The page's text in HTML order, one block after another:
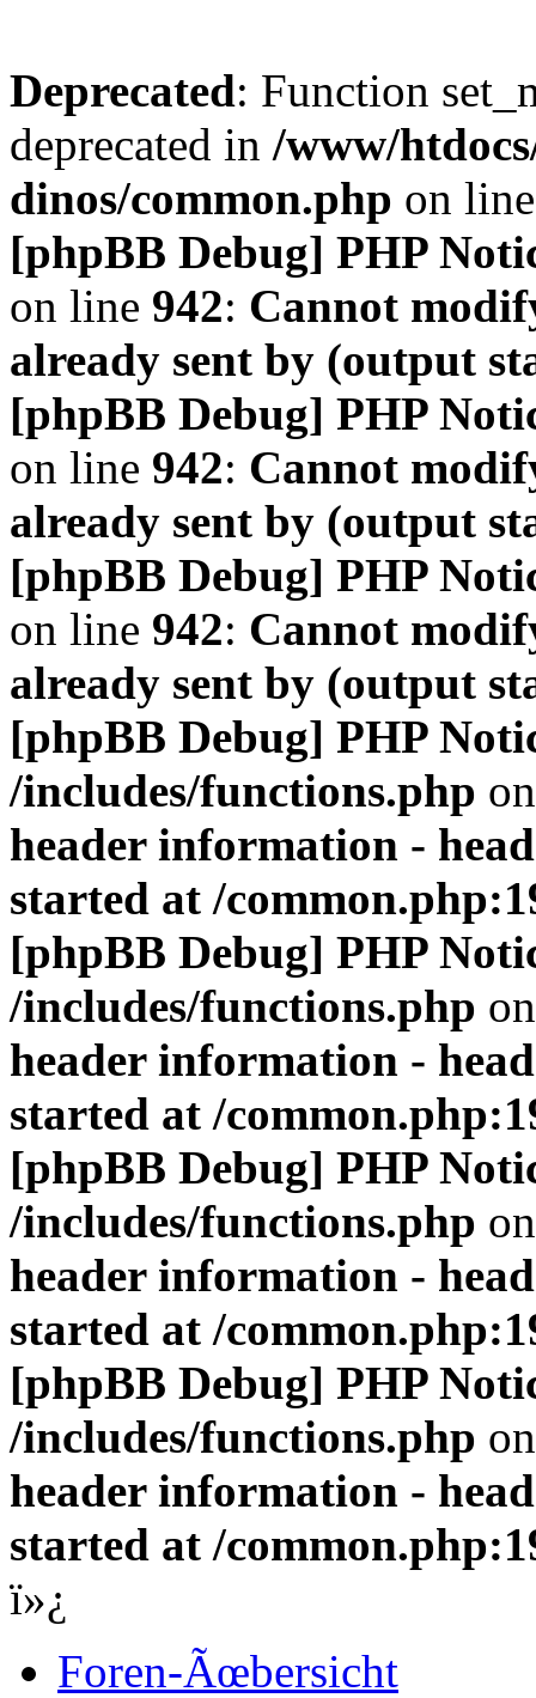
Deprecated: Function
deprecated in /www/
dinos/common.php on
[phpBB Debug] PHP
on line 942: Cannot
already sent by (output
[phpBB Debug] PHP
on line 942: Cannot
already sent by (output
[phpBB Debug] PHP
on line 942: Cannot
already sent by (output
[phpBB Debug] PHP
/includes/functions.php
header information -
started at /
[phpBB Debug] PHP
/includes/functions.php
header information -
started at /
[phpBB Debug] PHP
/includes/functions.php
header information -
started at /
[phpBB Debug] PHP
/includes/functions.php
header information -
started at /
ï»¿
Foren-Ãœbersicht